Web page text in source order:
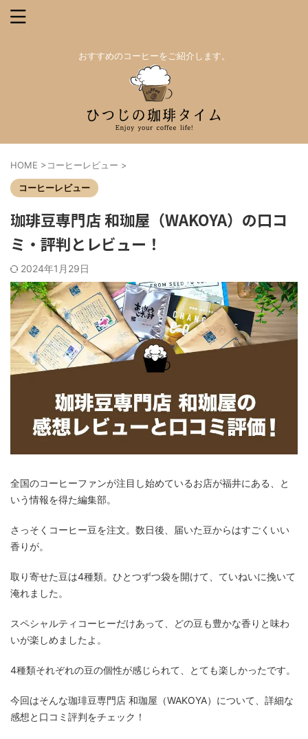
おすすめのコーヒーをご紹介します。
HOME >コーヒーレビュー >
コーヒーレビュー
珈琲豆専門店 和珈屋（WAKOYA）の口コ
ミ・評判とレビュー！
2024年1月29日
全国のコーヒーファンが注目し始めているお店が福井にある、と
いう情報を得た編集部。
さっそくコーヒー豆を注文。数日後、届いた豆からはすごくいい
香りが。
取り寄せた豆は4種類。ひとつずつ袋を開けて、ていねいに挽いて
淹れました。
スペシャルティコーヒーだけあって、どの豆も豊かな香りと味わ
いが楽しめましたよ。
4種類それぞれの豆の個性が感じられて、とても楽しかったです。
今回はそんな珈琲豆専門店 和珈屋（WAKOYA）について、詳細な
感想と口コミ評判をチェック！